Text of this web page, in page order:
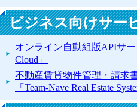
ビジネス向けサー
オンライン自動組版APIサー
Cloud」
不動産賃貸物件管理・請求
「Team-Nave Real Estate